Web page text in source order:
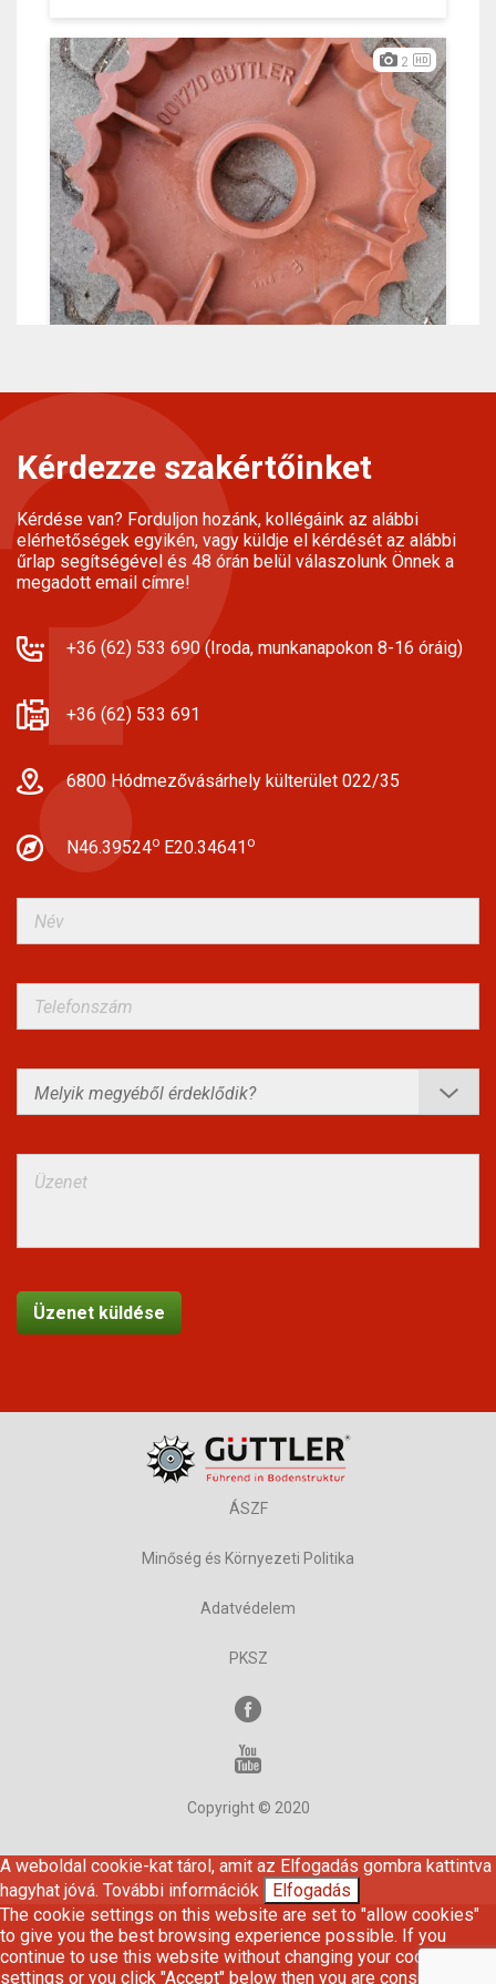
Kérdezze szakértőinket
Kérdése van? Forduljon hozánk, kollégáink az alábbi
elérhetőségek egyikén, vagy küldje el kérdését az alábbi
űrlap segítségével és 48 órán belül válaszolunk Önnek a
megadott email címre!
+36 (62) 533 690 (Iroda, munkanapokon 8-16 óráig)
+36 (62) 533 691
6800 Hódmezővásárhely külterület 022/35
N46.39524o E20.34641 o
ÁSZF
Minőség és Környezeti Politika
Adatvédelem
PKSZ
Copyright © 2020
A weboldal cookie-kat tárol, amit az Elfogadás gombra kattintva
hagyhat jóvá. További információk
Elfogadás
The cookie settings on this website are set to "allow cookies"
to give you the best browsing experience possible. If you
continue to use this website without changing your cookie
settings or you click "Accept" below then you are consenting to